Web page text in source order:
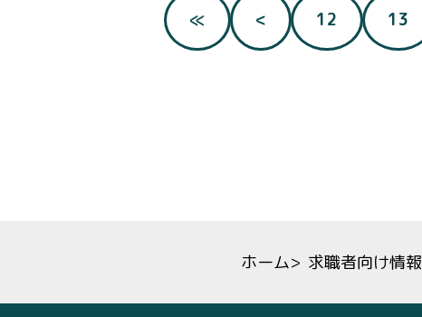
≪ < 12 13
ホーム> 求職者向け情報